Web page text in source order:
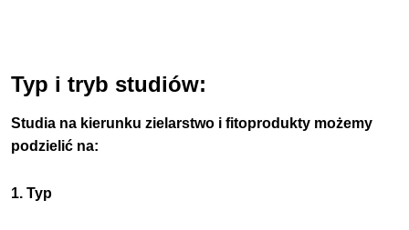
Typ i tryb studiów:
Studia na kierunku zielarstwo i fitoprodukty możemy
podzielić na:
1. Typ